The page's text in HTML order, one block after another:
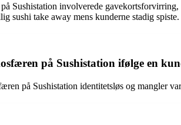
Sushistation involverede
sushi take away mens kunderne stadig spiste.
på Sushistation ifølge en
på Sushistation identitetsløs og mangler